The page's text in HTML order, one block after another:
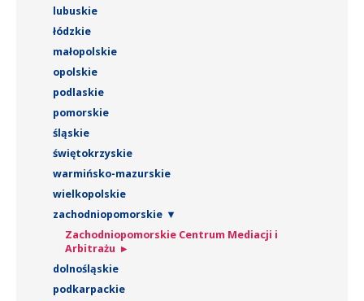
lubuskie
łódzkie
małopolskie
opolskie
podlaskie
pomorskie
śląskie
świętokrzyskie
warmińsko-mazurskie
wielkopolskie
zachodniopomorskie
Zachodniopomorskie Centrum Mediacji i
Arbitrażu
dolnośląskie
podkarpackie